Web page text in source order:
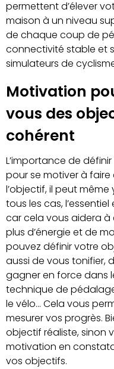
permettent d’élever
maison à un niveau
de chaque coup de
connectivité stable et
simulateurs de
Motivation
vous des
cohérent
L’importance de
pour se motiver à faire
l’objectif, il peut même
tous les cas,
car cela vous aidera
plus d’énergie et de
pouvez définir votre
aussi de vous tonifier,
gagner en force dans
technique de
le vélo… Cela vous
mesurer vos progrès.
objectif réaliste, sinon
motivation en
vos objectifs.